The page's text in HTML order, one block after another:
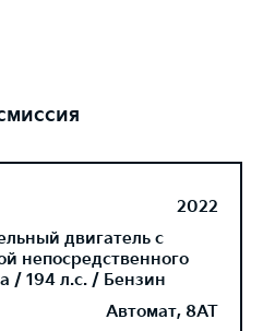
2022
двигатель с
непосредственного
/ 194 л.с. / Бензин
Автомат, 8AT